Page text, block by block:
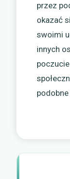
przez
okazać
swoimi
innych